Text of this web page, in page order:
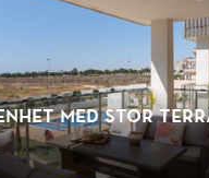
med stor